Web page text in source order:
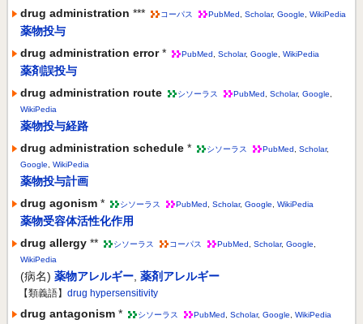
drug administration *** コーパス PubMed Scholar, Google WikiPedia
薬物投与
drug administration error * PubMed Scholar, Google WikiPedia
薬剤誤投与
drug administration route
シソーラス PubMed Scholar, Google
WikiPedia
薬物投与経路
drug administration schedule * シソーラス PubMed Scholar,
Google
WikiPedia
薬物投与計画
drug agonism * シソーラス PubMed Scholar, Google WikiPedia
薬物受容体活性化作用
drug allergy ** シソーラス コーパス PubMed Scholar, Google
WikiPedia
(病名) 薬物アレルギー 薬剤アレルギー
【類義語】 drug hypersensitivity
drug antagonism * シソーラス PubMed Scholar, Google WikiPedia